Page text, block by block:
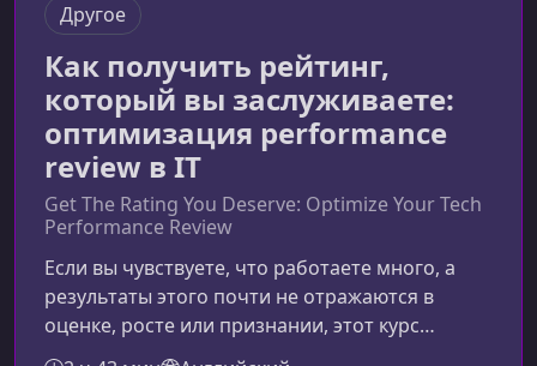
Другое
Как получить рейтинг,
который вы заслуживаете:
оптимизация performance
review в IT
Get The Rating You Deserve: Optimize Your Tech
Performance Review
Если вы чувствуете, что работаете много, а
результаты этого почти не отражаются в
оценке, росте или признании, этот курс
поможет закрыть разрыв между вкладом и